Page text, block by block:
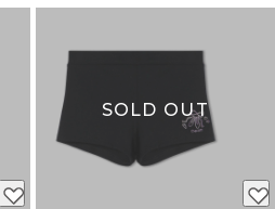
SOLD OUT